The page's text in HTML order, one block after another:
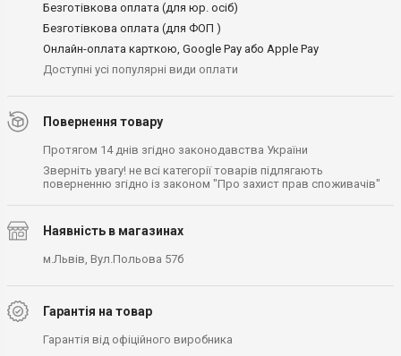
Безготівкова оплата (для юр. осіб)
Безготівкова оплата (для ФОП )
Онлайн-оплата карткою, Google Pay або Apple Pay
Доступні усі популярні види оплати
Повернення товару
Протягом 14 днів згідно законодавства України
Зверніть увагу! не всі категорії товарів підлягають
поверненню згідно із законом "Про захист прав споживачів"
Наявність в магазинах
м.Львів, Вул.Польова 57б
Гарантія на товар
Гарантія від офіційного виробника